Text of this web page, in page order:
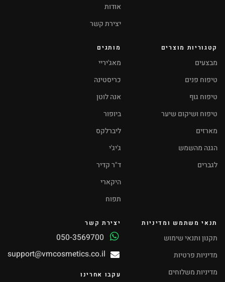
אודות
יצירת קשר
קטגוריות מוצרים
מבצעים
טיפוח פנים
טיפוח גוף
טיפוח ושיקום שיער
מארזים
הגנה מהשמש
לגברים
מותגים
מאג'יריי
כריסטינה
אנה לוטן
ביופור
ליברלקס
ג'יג'י
ד"ר קדיר
היקארי
תפוח
תנאי משתמש ומדיניות
תקנון ותנאי שימוש
מדיניות פרטיות
מדיניות משלוחים
יצירת קשר
support@vmcosmetics.co.il
עקבו אחרינו